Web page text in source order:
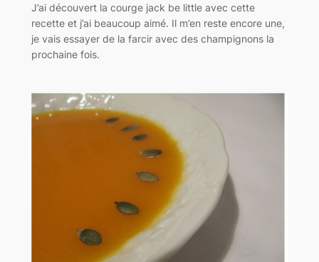
J’ai découvert la courge jack be little avec cette
recette et j’ai beaucoup aimé. Il m’en reste encore une,
je vais essayer de la farcir avec des champignons la
prochaine fois.